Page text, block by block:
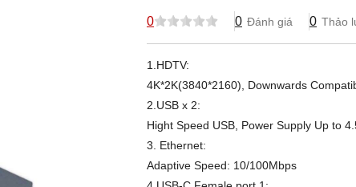
0 0 Đánh giá 0 Thảo
1.HDTV:
4K*2K(3840*2160), Downwards
2.USB x 2:
Hight Speed USB, Power Supply Up to
3. Ethernet:
Adaptive Speed: 10/100Mbps